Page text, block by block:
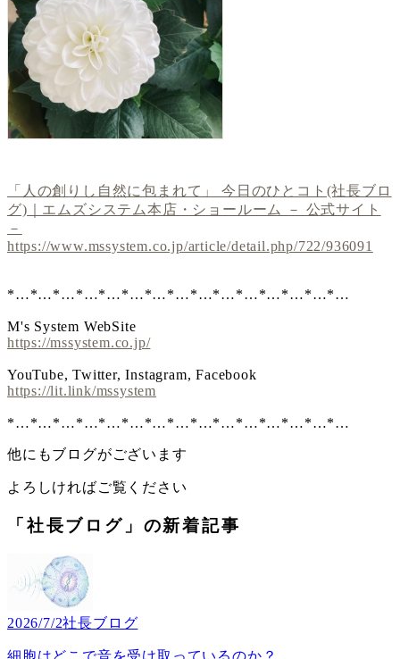
「人の創りし自然に包まれて」 今日のひとコト(社長ブロ
グ)｜エムズシステム本店・ショールーム － 公式サイト
－
https://www.mssystem.co.jp/article/detail.php/722/936091
*…*…*…*…*…*…*…*…*…*…*…*…*…*…*…
M's System WebSite
https://mssystem.co.jp/
YouTube, Twitter, Instagram, Facebook
https://lit.link/mssystem
*…*…*…*…*…*…*…*…*…*…*…*…*…*…*…
他にもブログがございます
よろしければご覧ください
「社長ブログ」の新着記事
2026/7/2社長ブログ